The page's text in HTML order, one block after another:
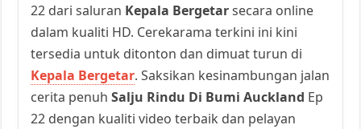
22 dari saluran Kepala Bergetarsecara online
dalam kualiti HD. Cerekarama terkini ini kini
tersedia untuk ditonton dan dimuat turun di
Kepala Bergetar. Saksikan kesinambungan jalan
cerita penuhSalju Rindu Di Bumi Auckland Ep
22 dengan kualiti video terbaik dan pelayan